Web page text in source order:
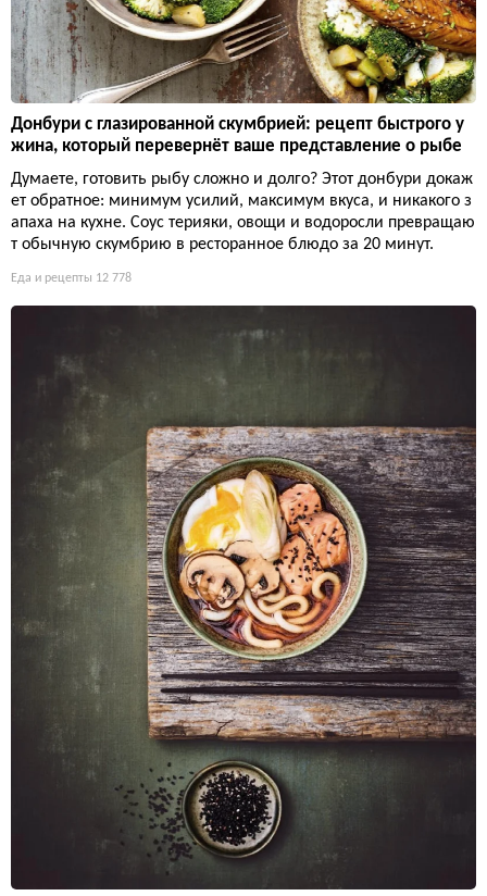
Донбури с глазированной скумбрией: рецепт быстрого у
жина, который перевернёт ваше представление о рыбе
Думаете, готовить рыбу сложно и долго? Этот донбури докаж
ет обратное: минимум усилий, максимум вкуса, и никакого з
апаха на кухне. Соус терияки, овощи и водоросли превращаю
т обычную скумбрию в ресторанное блюдо за 20 минут.
Еда и рецепты 12 778